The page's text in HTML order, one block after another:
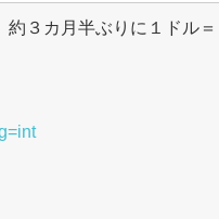
３カ月半ぶりに１ドル＝